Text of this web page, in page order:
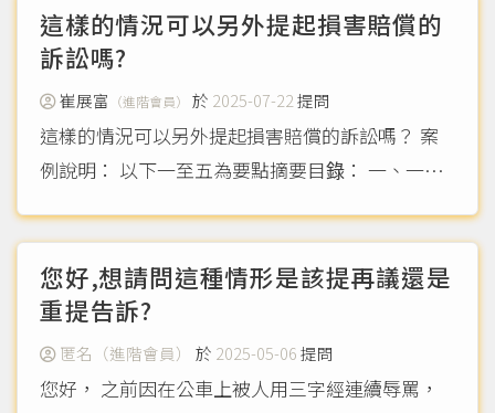
我怎麼辦？如果是提民事告訴，可以依據什麼法律
而提告，讓媽媽可以...
這樣的情況可以另外提起損害賠償的
訴訟嗎?
崔展富 （進階會員） 於 2025-07-22提問
這樣的情況可以另外提起損害賠償的訴訟嗎？ 案
例說明： 以下一至五為要點摘要目錄： 一、一審
二審結果 五、問題 以下為正文： 一、一審訴之聲
明 （一） 確認僱傭關係 （二）...（more...）
您好,想請問這種情形是該提再議還是
重提告訴?
匿名（進階會員） 於 2025-05-06提問
您好， 之前因在公車上被人用三字經連續辱罵，